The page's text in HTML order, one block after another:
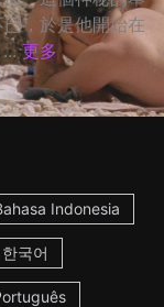
，於是他開始在
更多
Indonesia
한국어